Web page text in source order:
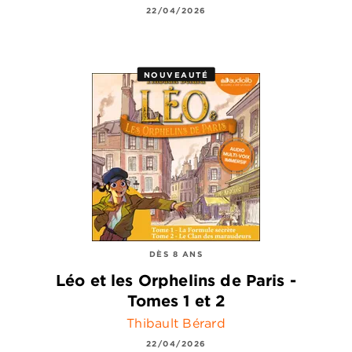
22/04/2026
NOUVEAUTÉ
DÈS 8 ANS
Léo et les Orphelins de Paris -
Tomes 1 et 2
Thibault Bérard
22/04/2026